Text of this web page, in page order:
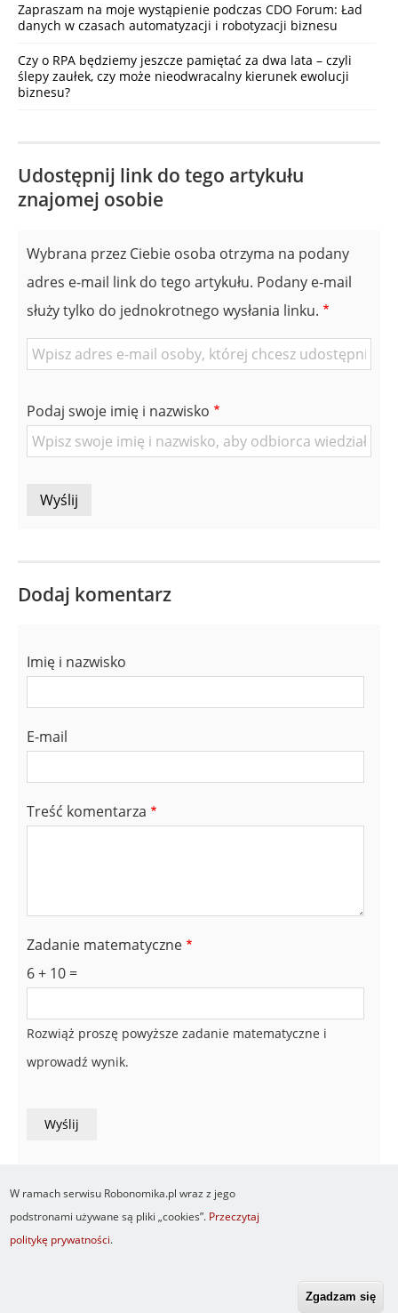
Zapraszam na moje wystąpienie podczas CDO Forum: Ład
danych w czasach automatyzacji i robotyzacji biznesu
Czy o RPA będziemy jeszcze pamiętać za dwa lata – czyli
ślepy zaułek, czy może nieodwracalny kierunek ewolucji
biznesu?
Udostępnij link do tego artykułu
znajomej osobie
Wybrana przez Ciebie osoba otrzyma na podany
adres e-mail link do tego artykułu. Podany e-mail
służy tylko do jednokrotnego wysłania linku.
E-
znajomej
Osoby
Podaj swoje imię i nazwisko
Dodaj komentarz
Imię i nazwisko
E-mail
Treść komentarza
Zadanie matematyczne
6 + 10 =
Rozwiąż proszę powyższe zadanie matematyczne i
wprowadź wynik.
Newsletter
W ramach serwisu Robonomika.pl wraz z jego
podstronami używane są pliki „cookies”. Przeczytaj
politykę prywatności.
Zgadzam się